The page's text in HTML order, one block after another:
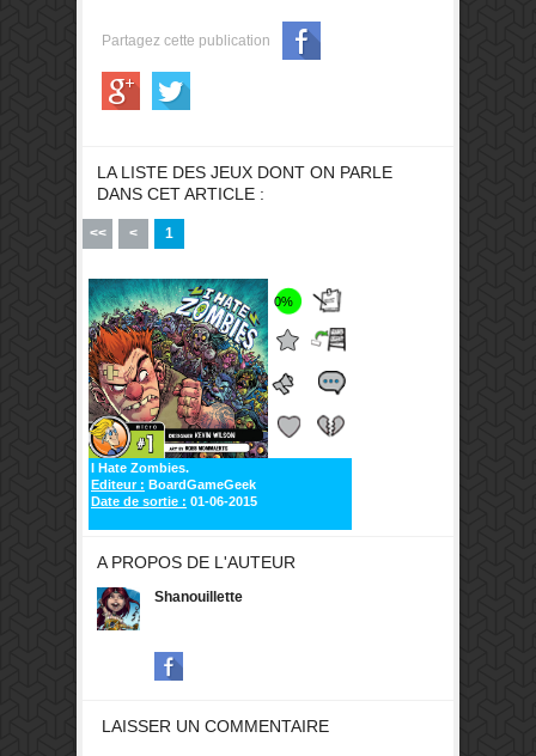
Partagez cette publication
LA LISTE DES JEUX DONT ON PARLE
DANS CET ARTICLE :
<< < 1
0%
I Hate Zombies.
Editeur : BoardGameGeek
Date de sortie : 01-06-2015
A PROPOS DE L'AUTEUR
Shanouillette
LAISSER UN COMMENTAIRE